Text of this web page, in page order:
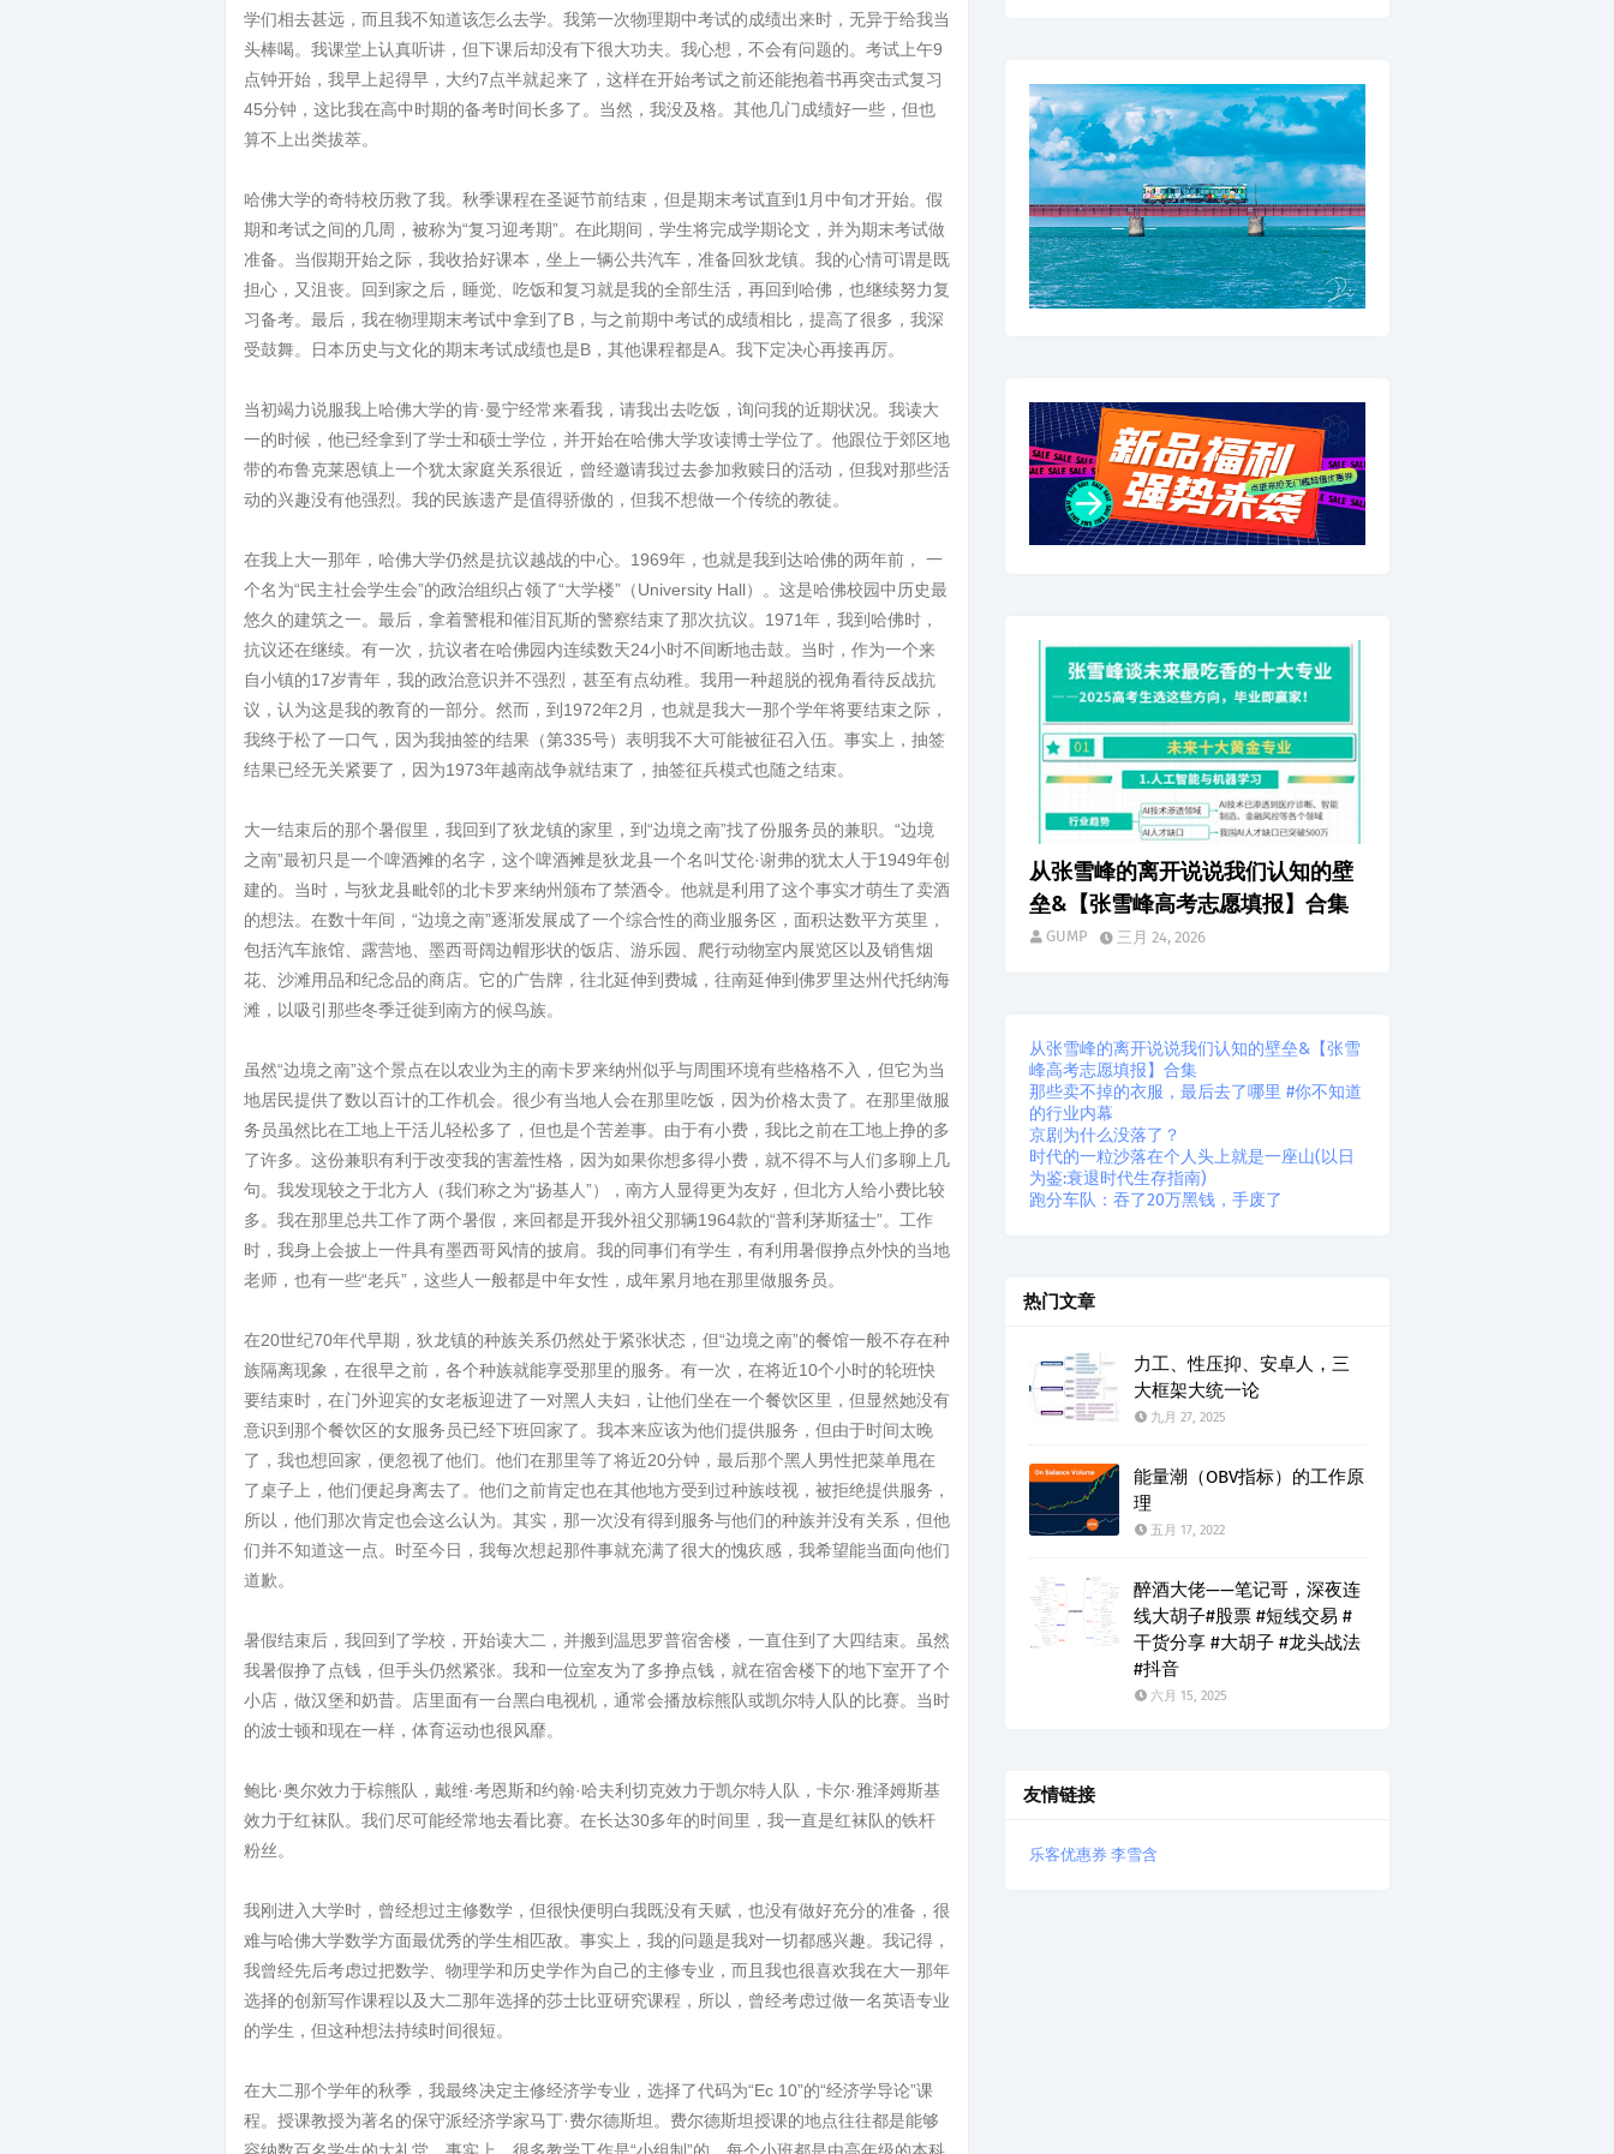
学们相去甚远，而且我不知道该怎么去学。我第一次物理期中考试的成绩出来时，无异于给我当
头棒喝。我课堂上认真听讲，但下课后却没有下很大功夫。我心想，不会有问题的。考试上午9
点钟开始，我早上起得早，大约7点半就起来了，这样在开始考试之前还能抱着书再突击式复习
45分钟，这比我在高中时期的备考时间长多了。当然，我没及格。其他几门成绩好一些，但也
算不上出类拔萃。
哈佛大学的奇特校历救了我。秋季课程在圣诞节前结束，但是期末考试直到1月中旬才开始。假
期和考试之间的几周，被称为“复习迎考期”。在此期间，学生将完成学期论文，并为期末考试做
准备。当假期开始之际，我收拾好课本，坐上一辆公共汽车，准备回狄龙镇。我的心情可谓是既
担心，又沮丧。回到家之后，睡觉、吃饭和复习就是我的全部生活，再回到哈佛，也继续努力复
习备考。最后，我在物理期末考试中拿到了B，与之前期中考试的成绩相比，提高了很多，我深
受鼓舞。日本历史与文化的期末考试成绩也是B，其他课程都是A。我下定决心再接再厉。
当初竭力说服我上哈佛大学的肯·曼宁经常来看我，请我出去吃饭，询问我的近期状况。我读大
一的时候，他已经拿到了学士和硕士学位，并开始在哈佛大学攻读博士学位了。他跟位于郊区地
带的布鲁克莱恩镇上一个犹太家庭关系很近，曾经邀请我过去参加救赎日的活动，但我对那些活
动的兴趣没有他强烈。我的民族遗产是值得骄傲的，但我不想做一个传统的教徒。
在我上大一那年，哈佛大学仍然是抗议越战的中心。1969年，也就是我到达哈佛的两年前， 一
个名为“民主社会学生会”的政治组织占领了“大学楼”（University Hall）。这是哈佛校园中历史最
悠久的建筑之一。最后，拿着警棍和催泪瓦斯的警察结束了那次抗议。1971年，我到哈佛时，
抗议还在继续。有一次，抗议者在哈佛园内连续数天24小时不间断地击鼓。当时，作为一个来
自小镇的17岁青年，我的政治意识并不强烈，甚至有点幼稚。我用一种超脱的视角看待反战抗
议，认为这是我的教育的一部分。然而，到1972年2月，也就是我大一那个学年将要结束之际，
我终于松了一口气，因为我抽签的结果（第335号）表明我不大可能被征召入伍。事实上，抽签
结果已经无关紧要了，因为1973年越南战争就结束了，抽签征兵模式也随之结束。
大一结束后的那个暑假里，我回到了狄龙镇的家里，到“边境之南”找了份服务员的兼职。“边境
之南”最初只是一个啤酒摊的名字，这个啤酒摊是狄龙县一个名叫艾伦·谢弗的犹太人于1949年创
建的。当时，与狄龙县毗邻的北卡罗来纳州颁布了禁酒令。他就是利用了这个事实才萌生了卖酒
的想法。在数十年间，“边境之南”逐渐发展成了一个综合性的商业服务区，面积达数平方英里，
包括汽车旅馆、露营地、墨西哥阔边帽形状的饭店、游乐园、爬行动物室内展览区以及销售烟
花、沙滩用品和纪念品的商店。它的广告牌，往北延伸到费城，往南延伸到佛罗里达州代托纳海
滩，以吸引那些冬季迁徙到南方的候鸟族。
虽然“边境之南”这个景点在以农业为主的南卡罗来纳州似乎与周围环境有些格格不入，但它为当
地居民提供了数以百计的工作机会。很少有当地人会在那里吃饭，因为价格太贵了。在那里做服
务员虽然比在工地上干活儿轻松多了，但也是个苦差事。由于有小费，我比之前在工地上挣的多
了许多。这份兼职有利于改变我的害羞性格，因为如果你想多得小费，就不得不与人们多聊上几
句。我发现较之于北方人（我们称之为“扬基人”），南方人显得更为友好，但北方人给小费比较
多。我在那里总共工作了两个暑假，来回都是开我外祖父那辆1964款的“普利茅斯猛士”。工作
时，我身上会披上一件具有墨西哥风情的披肩。我的同事们有学生，有利用暑假挣点外快的当地
老师，也有一些“老兵”，这些人一般都是中年女性，成年累月地在那里做服务员。
在20世纪70年代早期，狄龙镇的种族关系仍然处于紧张状态，但“边境之南”的餐馆一般不存在种
族隔离现象，在很早之前，各个种族就能享受那里的服务。有一次，在将近10个小时的轮班快
要结束时，在门外迎宾的女老板迎进了一对黑人夫妇，让他们坐在一个餐饮区里，但显然她没有
意识到那个餐饮区的女服务员已经下班回家了。我本来应该为他们提供服务，但由于时间太晚
了，我也想回家，便忽视了他们。他们在那里等了将近20分钟，最后那个黑人男性把菜单甩在
了桌子上，他们便起身离去了。他们之前肯定也在其他地方受到过种族歧视，被拒绝提供服务，
所以，他们那次肯定也会这么认为。其实，那一次没有得到服务与他们的种族并没有关系，但他
们并不知道这一点。时至今日，我每次想起那件事就充满了很大的愧疚感，我希望能当面向他们
道歉。
暑假结束后，我回到了学校，开始读大二，并搬到温思罗普宿舍楼，一直住到了大四结束。虽然
我暑假挣了点钱，但手头仍然紧张。我和一位室友为了多挣点钱，就在宿舍楼下的地下室开了个
小店，做汉堡和奶昔。店里面有一台黑白电视机，通常会播放棕熊队或凯尔特人队的比赛。当时
的波士顿和现在一样，体育运动也很风靡。
鲍比·奥尔效力于棕熊队，戴维·考恩斯和约翰·哈夫利切克效力于凯尔特人队，卡尔·雅泽姆斯基
效力于红袜队。我们尽可能经常地去看比赛。在长达30多年的时间里，我一直是红袜队的铁杆
粉丝。
我刚进入大学时，曾经想过主修数学，但很快便明白我既没有天赋，也没有做好充分的准备，很
难与哈佛大学数学方面最优秀的学生相匹敌。事实上，我的问题是我对一切都感兴趣。我记得，
我曾经先后考虑过把数学、物理学和历史学作为自己的主修专业，而且我也很喜欢我在大一那年
选择的创新写作课程以及大二那年选择的莎士比亚研究课程，所以，曾经考虑过做一名英语专业
的学生，但这种想法持续时间很短。
在大二那个学年的秋季，我最终决定主修经济学专业，选择了代码为“Ec 10”的“经济学导论”课
程。授课教授为著名的保守派经济学家马丁·费尔德斯坦。费尔德斯坦授课的地点往往都是能够
从张雪峰的离开说说我们认知的壁
垒&【张雪峰高考志愿填报】合集
GUMP 三月 24, 2026
从张雪峰的离开说说我们认知的壁垒&【张雪
峰高考志愿填报】合集
那些卖不掉的衣服，最后去了哪里 #你不知道
的行业内幕
京剧为什么没落了？
时代的一粒沙落在个人头上就是一座山(以日
为鉴:衰退时代生存指南)
跑分车队：吞了20万黑钱，手废了
热门文章
力工、性压抑、安卓人，三
大框架大统一论
九月 27, 2025
能量潮（OBV指标）的工作原
理
五月 17, 2022
醉酒大佬——笔记哥，深夜连
线大胡子#股票 #短线交易 #
干货分享 #大胡子 #龙头战法
#抖音
六月 15, 2025
友情链接
乐客优惠券 李雪含